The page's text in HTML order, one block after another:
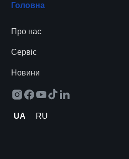
Головна
Про нас
Сервіc
Новини
UA RU